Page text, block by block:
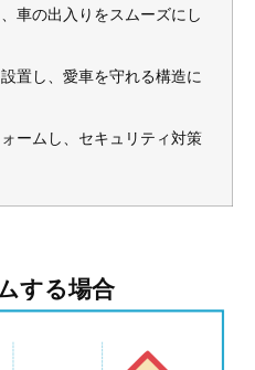
車の出入りをスムーズにし
置し、愛車を守れる構造に
ームし、セキュリティ対策
する場合